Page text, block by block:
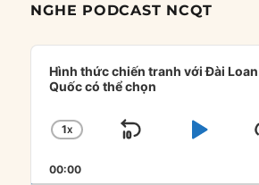
NGHE PODCAST NCQT
Audio
Player
Hình thức chiến tranh với Đài
Quốc có thể chọn
CHANGE
RATE
1X
SKIP
00:00